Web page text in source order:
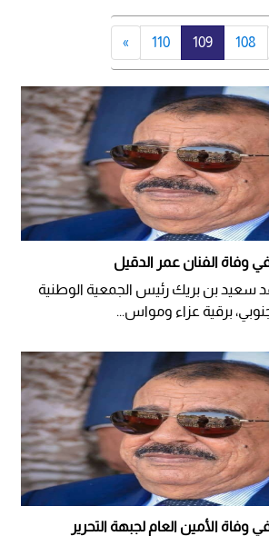
108
109
110
»
وفاة الفنان عمر الدقيل
سعيد بن بريك رئيس الجمعية الوطنية
برقية عزاء ومواس...
وفاة الأمين العام لجبهة التحرير